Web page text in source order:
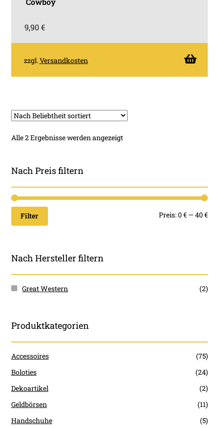
9,90€
zzgl.Versandkosten
Alle 2 Ergebnisse werden angezeigtNach
Nach Preis filtern
Filter Preis:0 € —40 €
Nach Hersteller filtern
Great Western (2)
Produktkategorien
Accessoires
(75)
Boloties
(24)
Dekoartikel
(2)
Geldbörsen
(11)
Handschuhe
(5)